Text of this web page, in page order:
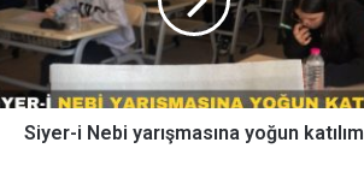
Siyer-i Nebi yarışmasına yoğun katılım